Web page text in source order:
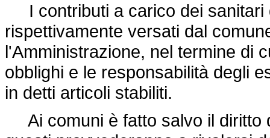
I contributi a carico dei sanitari
rispettivamente versati dal
l'Amministrazione, nel termine di
obblighi e le responsabilità degli
in detti articoli stabiliti.
Ai comuni è fatto salvo il diritto